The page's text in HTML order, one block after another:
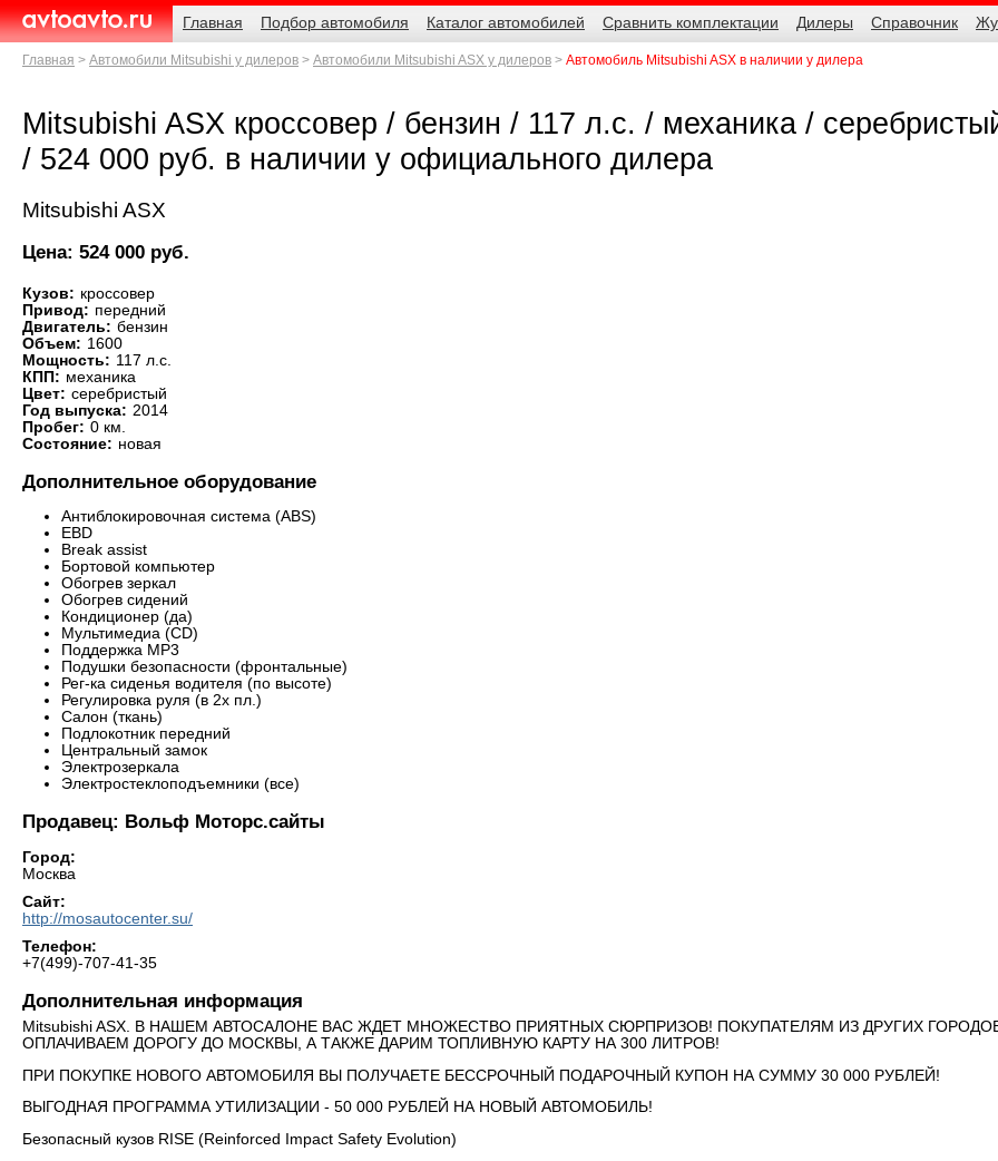
AvtoAvto.ru
Навигация
Главная
Подбор автомобиля Каталог автомобилей Сравнить комплектации Дилеры Справочник
Родительские
страницы
Главная Автомобили Mitsubishi у дилеров Автомобили Mitsubishi ASX у дилеров Автомобиль Mitsubishi ASX в наличии у дилера
Mitsubishi ASX кроссовер / бензин / 117 л.с. / механика /
/ 524 000 руб. в наличии у официального дилера
Mitsubishi ASX
Цена: 524 000 руб.
Кузов: кроссовер
Привод: передний
Двигатель: бензин
Объем: 1600
Мощность: 117 л.с.
КПП: механика
Цвет: серебристый
Год выпуска: 2014
Пробег: 0 км.
Состояние: новая
Дополнительное оборудование
Антиблокировочная система (ABS)
EBD
Break assist
Бортовой компьютер
Обогрев зеркал
Обогрев сидений
Кондиционер (да)
Мультимедиа (CD)
Поддержка MP3
Подушки безопасности (фронтальные)
Рег-ка сиденья водителя (по высоте)
Регулировка руля (в 2х пл.)
Салон (ткань)
Подлокотник передний
Центральный замок
Электрозеркала
Электростеклоподъемники (все)
Продавец: Вольф Моторс.сайты
Город:
Москва
Сайт:
http://mosautocenter.su/
Телефон:
+7(499)-707-41-35
Дополнительная информация
Mitsubishi ASX. В НАШЕМ АВТОСАЛОНЕ ВАС ЖДЕТ МНОЖЕСТВО ПРИЯТНЫХ СЮРПРИЗОВ! ПОКУПАТЕЛЯМ ИЗ ДРУГИХ
ОПЛАЧИВАЕМ ДОРОГУ ДО МОСКВЫ, А ТАКЖЕ ДАРИМ ТОПЛИВНУЮ КАРТУ НА 300 ЛИТРОВ!
ПРИ ПОКУПКЕ НОВОГО АВТОМОБИЛЯ ВЫ ПОЛУЧАЕТЕ БЕССРОЧНЫЙ ПОДАРОЧНЫЙ КУПОН НА СУММУ 30 000 РУБЛЕЙ!
ВЫГОДНАЯ ПРОГРАММА УТИЛИЗАЦИИ - 50 000 РУБЛЕЙ НА НОВЫЙ АВТОМОБИЛЬ!
Безопасный кузов RISE (Reinforced Impact Safety Evolution)